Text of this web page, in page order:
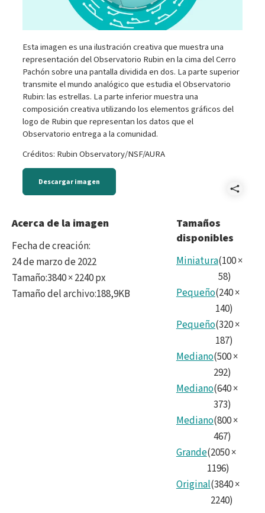
Esta imagen es una ilustración creativa que muestra una
representación del Observatorio Rubin en la cima del Cerro
Pachón sobre una pantalla dividida en dos. La parte superior
transmite el mundo analógico que estudia el Observatorio
Rubin: las estrellas. La parte inferior muestra una
composición creativa utilizando los elementos gráficos del
logo de Rubin que representan los datos que el
Observatorio entrega a la comunidad.
Créditos: Rubin Observatory/NSF/AURA
Descargar imagen
Acerca de la imagen
Fecha de creación:
24 de marzo de 2022
Tamaño:3840 × 2240 px
Tamaño del archivo:188,9KB
Tamaños
disponibles
Miniatura(100×
58)
Pequeño(240×
140)
Pequeño(320×
187)
Mediano(500×
292)
Mediano(640×
373)
Mediano(800×
467)
Grande(2050×
1196)
Original(3840×
2240)